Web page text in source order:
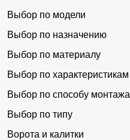
Выбор по модели
Выбор по назначению
Выбор по материалу
Выбор по характеристикам
Выбор по способу монтажа
Выбор по типу
Ворота и калитки